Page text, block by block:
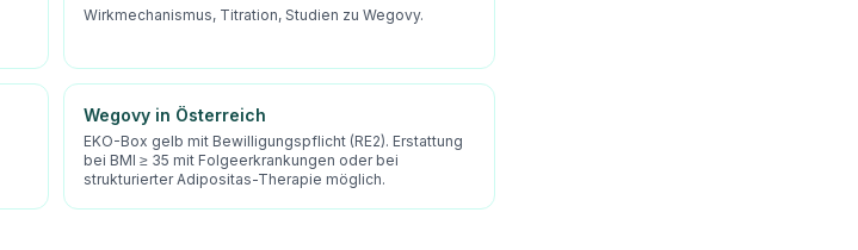
Wirkmechanismus, Titration, Studien zu Wegovy.
Wegovy in Österreich
EKO-Box gelb mit Bewilligungspflicht (RE2). Erstattung
bei BMI ≥ 35 mit Folgeerkrankungen oder bei
strukturierter Adipositas-Therapie möglich.